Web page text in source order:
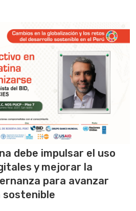
debe impulsar el uso
y mejorar la
para avanzar
sostenible